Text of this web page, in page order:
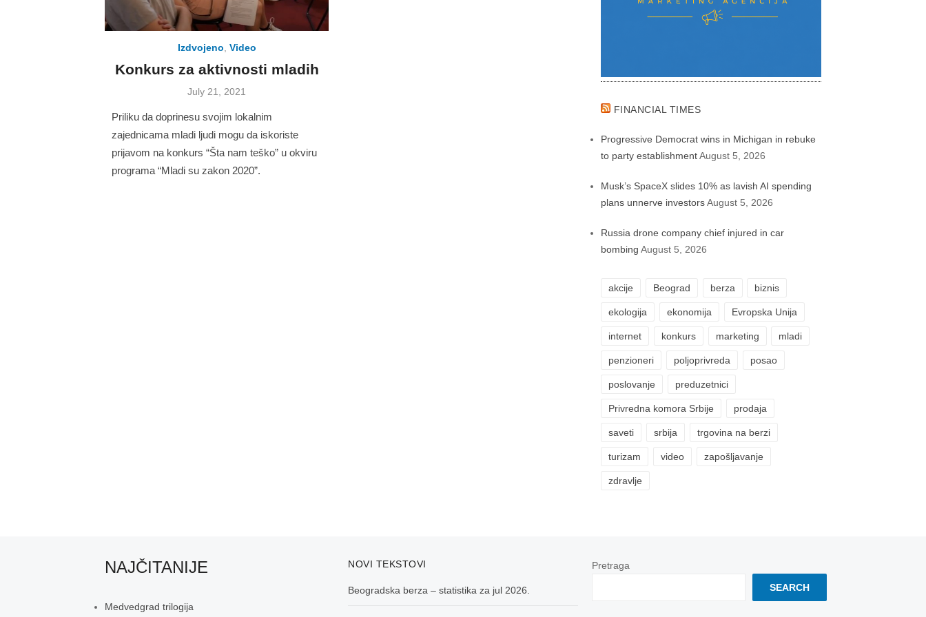
Izdvojeno Video
Konkurs za aktivnosti mladih
Posted
July 21, 2021
Priliku da doprinesu svojim lokalnim
zajednicama mladi ljudi mogu da iskoriste
prijavom na konkurs “Šta nam teško” u okviru
programa “Mladi su zakon 2020”.
FINANCIAL TIMES
Progressive Democrat wins in Michigan in rebuke
to party establishmentAugust 5, 2026
Musk’s SpaceX slides 10% as lavish AI spending
plans unnerve investorsAugust 5, 2026
Russia drone company chief injured in car
bombing August 5, 2026
akcije Beograd berza biznis
ekologija ekonomija Evropska Unija
internet konkurs marketing mladi
penzioneri poljoprivreda posao
poslovanje preduzetnici
Privredna komora Srbije prodaja
saveti srbija trgovina na berzi
turizam video zapošljavanje
zdravlje
NAJČITANIJE
Medvedgrad trilogija
NOVI TEKSTOVI
Beogradska berza – statistika za jul 2026.
Pretraga
SEARCH